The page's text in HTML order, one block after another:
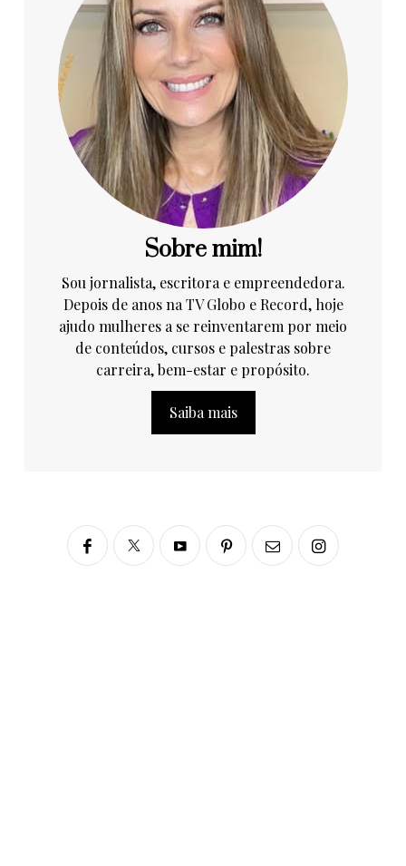
Sobre mim!
Sou jornalista, escritora e empreendedora.
Depois de anos na TV Globo e Record, hoje
ajudo mulheres a se reinventarem por meio
de conteúdos, cursos e palestras sobre
carreira, bem-estar e propósito.
Saiba mais